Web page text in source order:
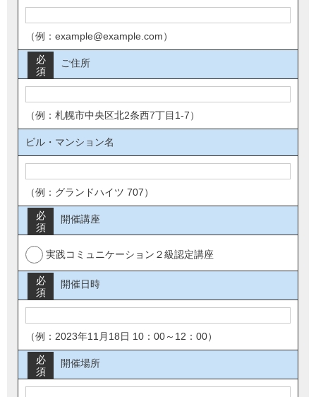
（例：example@example.com）
ご住所
必
須
（例：札幌市中央区北2条西7丁目1-7）
ビル・マンション名
（例：グランドハイツ 707）
開催講座
必
須
実践コミュニケーション２級認定講座
開催日時
必
須
（例：2023年11月18日 10：00～12：00）
開催場所
必
須